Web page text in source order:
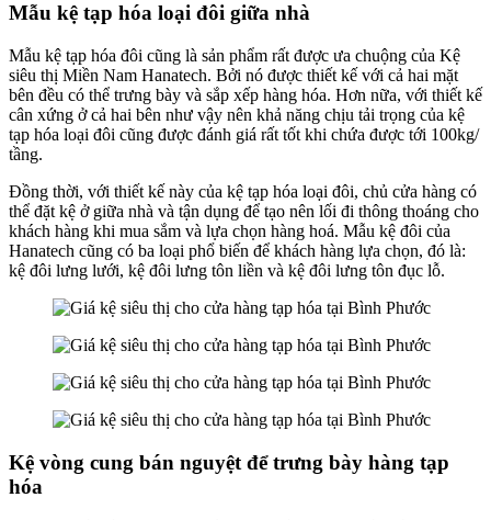
Mẫu kệ tạp hóa loại đôi giữa nhà
Mẫu kệ tạp hóa đôi cũng là sản phẩm rất được ưa chuộng của Kệ
siêu thị Miền Nam Hanatech. Bởi nó được thiết kế với cả hai mặt
bên đều có thể trưng bày và sắp xếp hàng hóa. Hơn nữa, với thiết kế
cân xứng ở cả hai bên như vậy nên khả năng chịu tải trọng của kệ
tạp hóa loại đôi cũng được đánh giá rất tốt khi chứa được tới 100kg/
tầng.
Đồng thời, với thiết kế này của kệ tạp hóa loại đôi, chủ cửa hàng có
thể đặt kệ ở giữa nhà và tận dụng để tạo nên lối đi thông thoáng cho
khách hàng khi mua sắm và lựa chọn hàng hoá. Mẫu kệ đôi của
Hanatech cũng có ba loại phổ biến để khách hàng lựa chọn, đó là:
kệ đôi lưng lưới, kệ đôi lưng tôn liền và kệ đôi lưng tôn đục lỗ.
Kệ vòng cung bán nguyệt để trưng bày hàng tạp
hóa